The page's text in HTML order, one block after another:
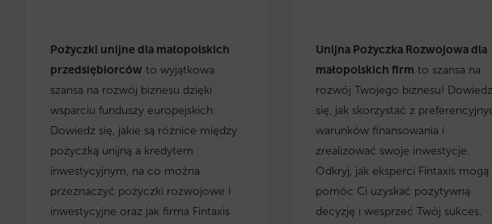
Pożyczki unijne dla małopolskich
przedsiębiorców to wyjątkowa
szansa na rozwój biznesu dzięki
wsparciu funduszy europejskich.
Dowiedz się, jakie są różnice między
pożyczką unijną a kredytem
inwestycyjnym, na co można
przeznaczyć pożyczki rozwojowe i
inwestycyjne oraz jak firma Fintaxis
Unijna Pożyczka Rozwojowa dla
małopolskich firm to szansa na
rozwój Twojego biznesu! Dowiedz
się, jak skorzystać z
warunków finansowania i
zrealizować swoje inwestycje.
Odkryj, jak eksperci Fintaxis mogą
pomóc Ci uzyskać pozytywną
decyzję i wesprzeć Twój sukces.